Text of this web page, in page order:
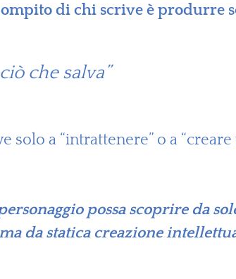
di chi scrive è produrre
che salva”
a “intrattenere” o a “creare
possa scoprire da
da statica creazione